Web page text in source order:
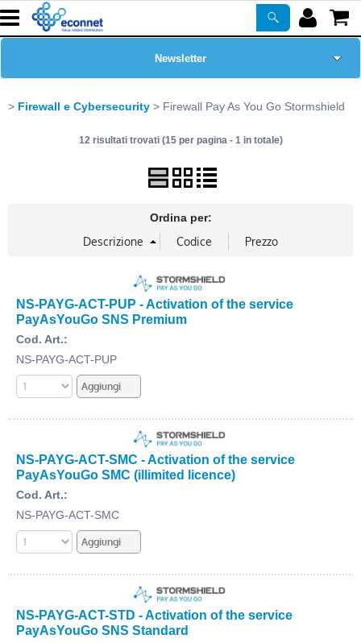
Chi siamo
Prodotti
Corsi
Certificazioni
Newsletter
Firewall e Cybersecurity Firewall Pay As You Go Stormshield
12 risultati trovati (15 per pagina - 1 in totale)
Ordina per:
NS-PAYG-ACT-PUP - Activation of the service
PayAsYouGo SNS Premium
Cod. Art.:
NS-PAYG-ACT-PUP
NS-PAYG-ACT-SMC - Activation of the service
PayAsYouGo SMC (illimited licence)
Cod. Art.:
NS-PAYG-ACT-SMC
NS-PAYG-ACT-STD - Activation of the service
PayAsYouGo SNS Standard